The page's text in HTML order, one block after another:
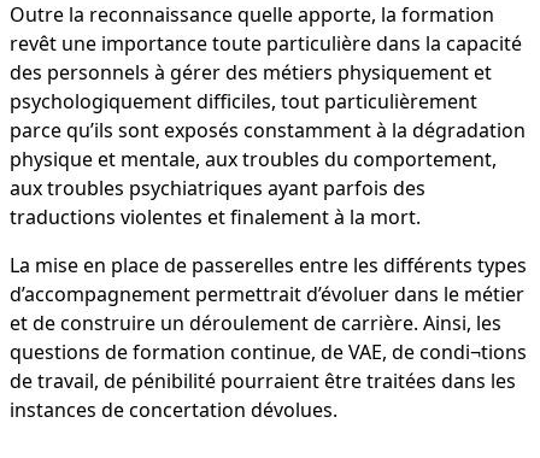
Outre la reconnaissance quelle apporte, la formation
revêt une importance toute particulière dans la capacité
des personnels à gérer des métiers physiquement et
psychologiquement difficiles, tout particulièrement
parce qu’ils sont exposés constamment à la dégradation
physique et mentale, aux troubles du comportement,
aux troubles psychiatriques ayant parfois des
traductions violentes et finalement à la mort.
La mise en place de passerelles entre les différents types
d’accompagnement permettrait d’évoluer dans le métier
et de construire un déroulement de carrière. Ainsi, les
questions de formation continue, de VAE, de condi¬tions
de travail, de pénibilité pourraient être traitées dans les
instances de concertation dévolues.